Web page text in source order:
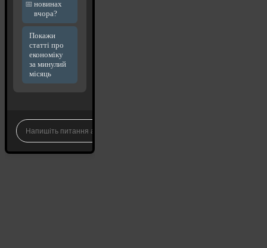
новинах
вчора?
Покажи
статті про
економіку
за минулий
місяць